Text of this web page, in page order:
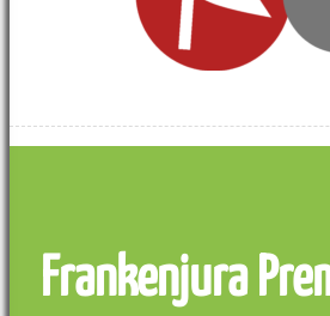
Frankenjura